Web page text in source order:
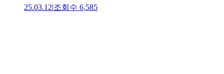
25.03.12|조회수 6,585